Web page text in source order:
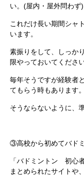
い。(屋内・屋外問わず)
これだけ長い期間シャ
います。
素振りをして、しっか
限やっておいてください
毎年そうですが経験者
てもらう時もあります。
そうならないように、
③高校から初めてバド
「バドミントン 初心
まとめられたサイトや、